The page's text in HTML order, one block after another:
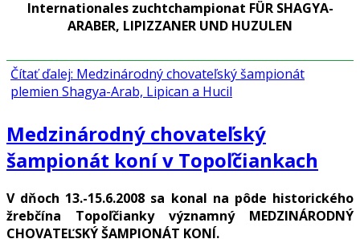
Internationales zuchtchampionat FÜR SHAGYA-
ARABER, LIPIZZANER UND HUZULEN
Čítať ďalej: Medzinárodný chovateľský šampionát
plemien Shagya-Arab, Lipican a Hucil
Medzinárodný chovateľský
šampionát koní v Topoľčiankach
V dňoch 13.-15.6.2008 sa konal na pôde historického
žrebčína Topoľčianky významný MEDZINÁRODNÝ
CHOVATEĽSKÝ ŠAMPIONÁT KONÍ.